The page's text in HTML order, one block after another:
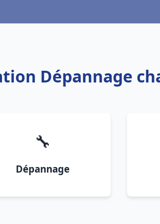
Dépannage
🔧
Dépannage